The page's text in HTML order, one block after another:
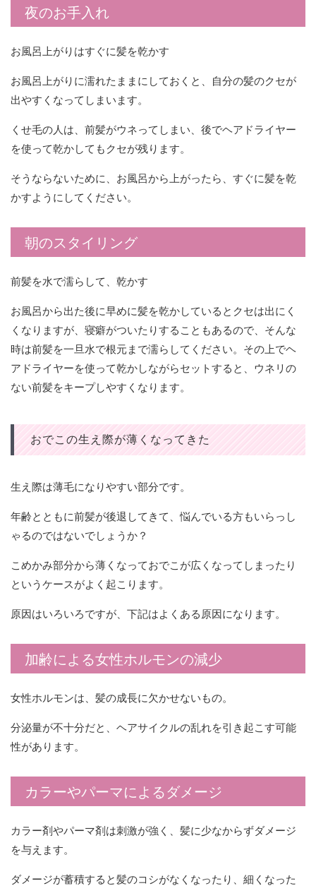
夜のお手入れ
お風呂上がりはすぐに髪を乾かす
お風呂上がりに濡れたままにしておくと、自分の髪のクセが
出やすくなってしまいます。
くせ毛の人は、前髪がウネってしまい、後でヘアドライヤー
を使って乾かしてもクセが残ります。
そうならないために、お風呂から上がったら、すぐに髪を乾
かすようにしてください。
朝のスタイリング
前髪を水で濡らして、乾かす
お風呂から出た後に早めに髪を乾かしているとクセは出にく
くなりますが、寝癖がついたりすることもあるので、そんな
時は前髪を一旦水で根元まで濡らしてください。その上でヘ
アドライヤーを使って乾かしながらセットすると、ウネリの
ない前髪をキープしやすくなります。
おでこの生え際が薄くなってきた
生え際は薄毛になりやすい部分です。
年齢とともに前髪が後退してきて、悩んでいる方もいらっし
ゃるのではないでしょうか？
こめかみ部分から薄くなっておでこが広くなってしまったり
というケースがよく起こります。
原因はいろいろですが、下記はよくある原因になります。
加齢による女性ホルモンの減少
女性ホルモンは、髪の成長に欠かせないもの。
分泌量が不十分だと、ヘアサイクルの乱れを引き起こす可能
性があります。
カラーやパーマによるダメージ
カラー剤やパーマ剤は刺激が強く、髪に少なからずダメージ
を与えます。
ダメージが蓄積すると髪のコシがなくなったり、細くなった